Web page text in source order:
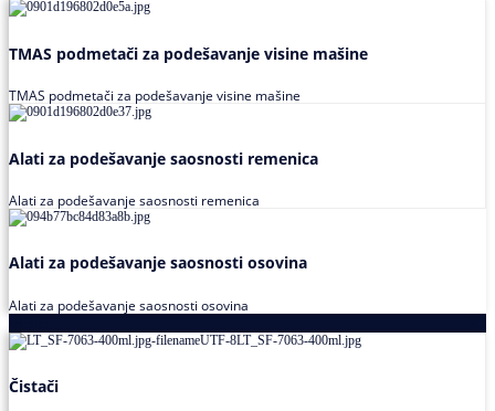
TMAS podmetači za podešavanje visine mašine
TMAS podmetači za podešavanje visine mašine
Alati za podešavanje saosnosti remenica
Alati za podešavanje saosnosti remenica
Alati za podešavanje saosnosti osovina
Alati za podešavanje saosnosti osovina
Čistači